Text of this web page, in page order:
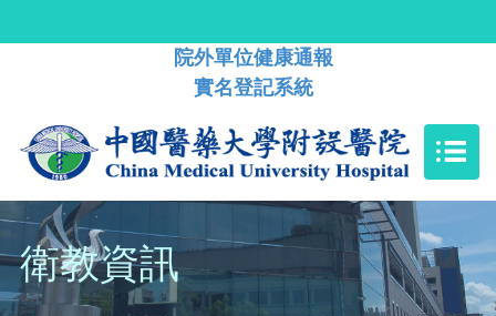
院外單位健康通報
實名登記系統
衛教資訊